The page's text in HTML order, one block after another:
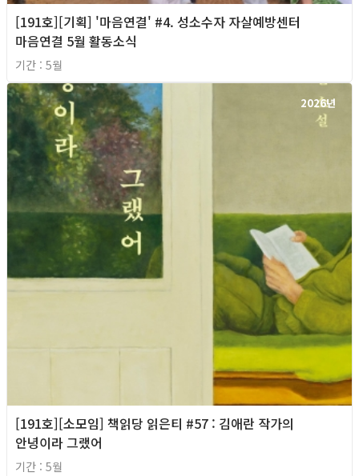
[191호][기획] '마음연결' #4. 성소수자 자살예방센터
마음연결 5월 활동소식
기간 : 5월
2026년
[191호][소모임] 책읽당 읽은티 #57 : 김애란 작가의
안녕이라 그랬어
기간 : 5월